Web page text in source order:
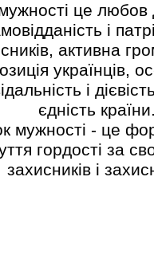
це любов
і
активна
українців,
і
єдність країни.
мужності - це
гордості за
захисників і